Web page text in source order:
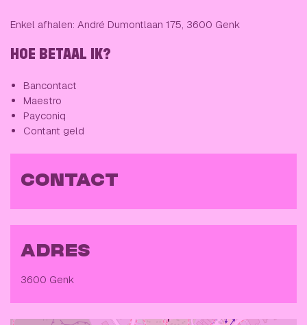
Enkel afhalen: André Dumontlaan 175, 3600 Genk
HOE BETAAL IK?
Bancontact
Maestro
Payconiq
Contant geld
CONTACT
ADRES
3600 Genk